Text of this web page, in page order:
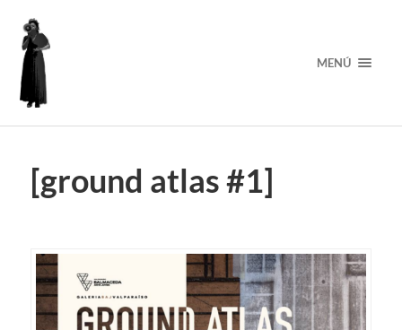
MENÚ
[ground atlas #1]